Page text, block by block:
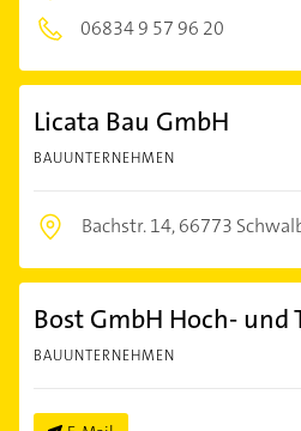
06834 9 57 96 20
Licata Bau GmbH
BAUUNTERNEHMEN
Bachstr. 14,66773
Bost GmbH Hoch- und
BAUUNTERNEHMEN